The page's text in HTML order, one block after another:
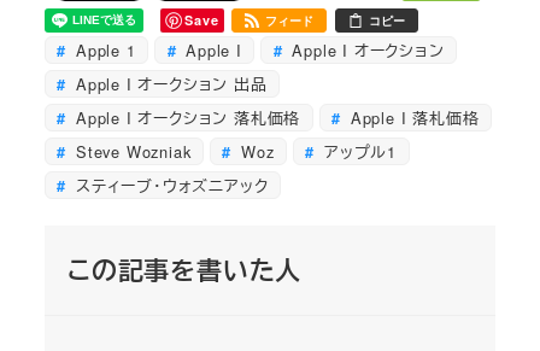
Save フィード コピー
Apple 1 Apple I
Apple I オークション
Apple I オークション 出品
Apple I オークション 落札価格
Apple I 落札価格
Steve Wozniak
Woz
アップル1
スティーブ・ウォズニアック
この記事を書いた人